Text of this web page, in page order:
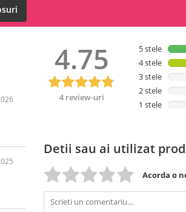
4.75
4 review-uri
5 stele
4 stele
3 stele
2 stele
1 stele
Detii sau ai utilizat
Acorda o